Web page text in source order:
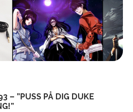
– ”PUSS PÅ DIG DUKE